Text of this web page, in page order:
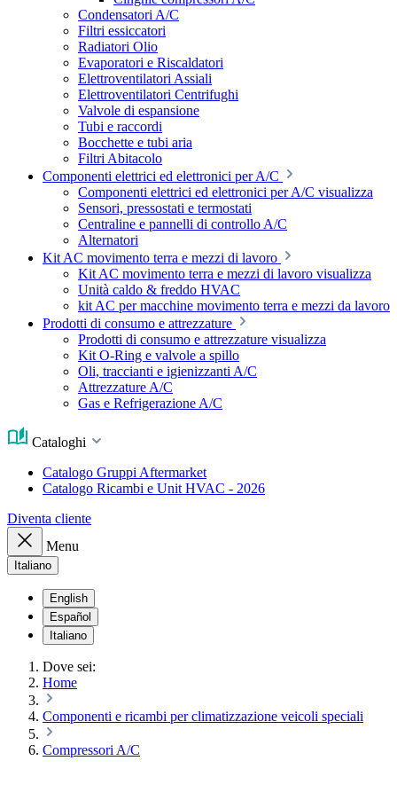
Condensatori A/C
Filtri essiccatori
Radiatori Olio
Evaporatori e Riscaldatori
Elettroventilatori Assiali
Elettroventilatori Centrifughi
Valvole di espansione
Tubi e raccordi
Bocchette e tubi aria
Filtri Abitacolo
Componenti elettrici ed elettronici per A/C
Componenti elettrici ed elettronici per A/C visualizza
Sensori, pressostati e termostati
Centraline e pannelli di controllo A/C
Alternatori
Kit AC movimento terra e mezzi di lavoro
Kit AC movimento terra e mezzi di lavoro visualizza
Unità caldo & freddo HVAC
kit AC per macchine movimento terra e mezzi da lavoro
Prodotti di consumo e attrezzature
Prodotti di consumo e attrezzature visualizza
Kit O-Ring e valvole a spillo
Oli, traccianti e igienizzanti A/C
Attrezzature A/C
Gas e Refrigerazione A/C
Cataloghi
Catalogo Gruppi Aftermarket
Catalogo Ricambi e Unit HVAC - 2026
Diventa cliente
Menu
Italiano
English
Español
Italiano
Dove sei:
Home
Componenti e ricambi per climatizzazione veicoli speciali
Compressori A/C